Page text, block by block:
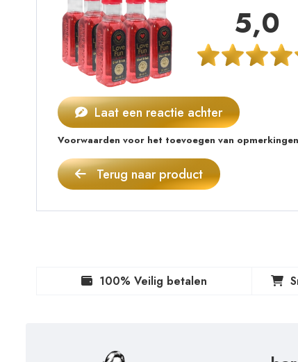
5,0
Laat een reactie achter
Voorwaarden voor het toevoegen van
Terug naar product
100% Veilig betalen